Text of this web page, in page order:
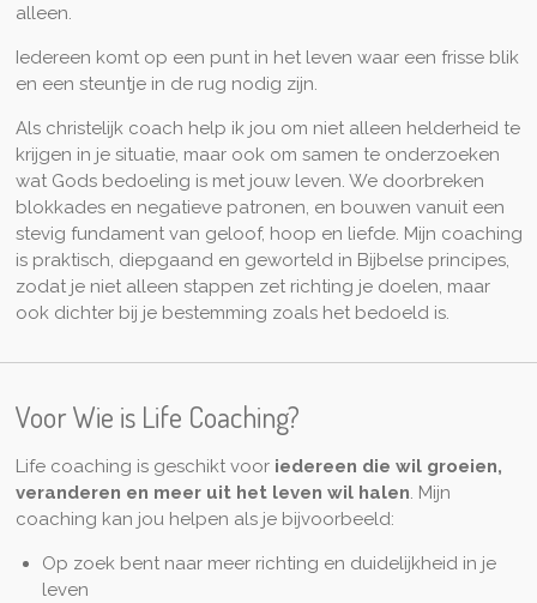
alleen.
Iedereen komt op een punt in het leven waar een frisse blik
en een steuntje in de rug nodig zijn.
Als christelijk coach help ik jou om niet alleen helderheid te
krijgen in je situatie, maar ook om samen te onderzoeken
wat Gods bedoeling is met jouw leven. We doorbreken
blokkades en negatieve patronen, en bouwen vanuit een
stevig fundament van geloof, hoop en liefde. Mijn coaching
is praktisch, diepgaand en geworteld in Bijbelse principes,
zodat je niet alleen stappen zet richting je doelen, maar
ook dichter bij je bestemming zoals het bedoeld is.
Voor Wie is Life Coaching?
Life coaching is geschikt voor iedereen die wil groeien,
veranderen en meer uit het leven wil halen. Mijn
coaching kan jou helpen als je bijvoorbeeld:
Op zoek bent naar meer richting en duidelijkheid in je
leven